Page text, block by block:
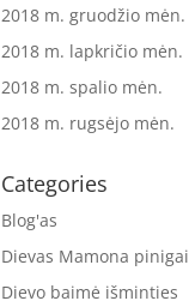
2018 m. gruodžio mėn.
2018 m. lapkričio mėn.
2018 m. spalio mėn.
2018 m. rugsėjo mėn.
Categories
Blog'as
Dievas Mamona pinigai
Dievo baimė išminties